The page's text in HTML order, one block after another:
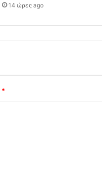
14 ώρες ago
*